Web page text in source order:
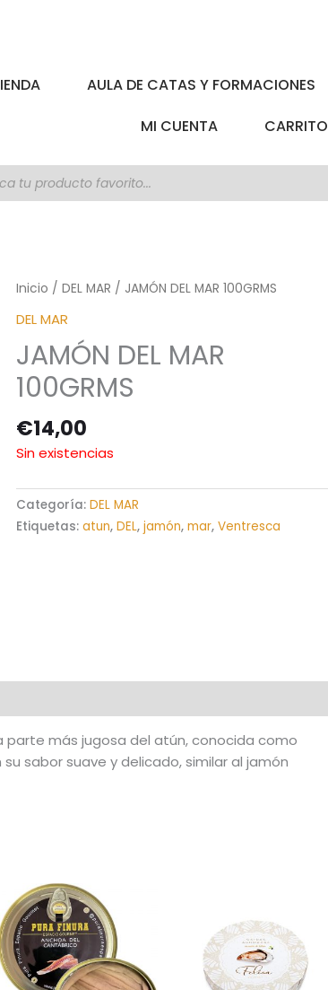
AULA DE CATAS Y FORMACIONES
MI CUENTA
CARRITO
Inicio / DEL MAR / JAMÓN DEL MAR 100GRMS
DEL MAR
JAMÓN DEL MAR
100GRMS
€14,00
Sin existencias
Categoría: DEL MAR
Etiquetas: atun, DEL, jamón, mar, Ventresca
parte más jugosa del atún, conocida como
sabor suave y delicado, similar al jamón